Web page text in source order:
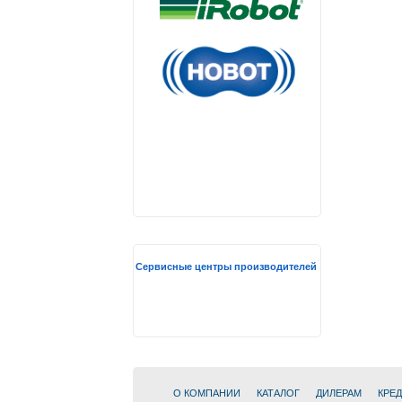
Сервисные центры производителей
О КОМПАНИИ КАТАЛОГ ДИЛЕРАМ